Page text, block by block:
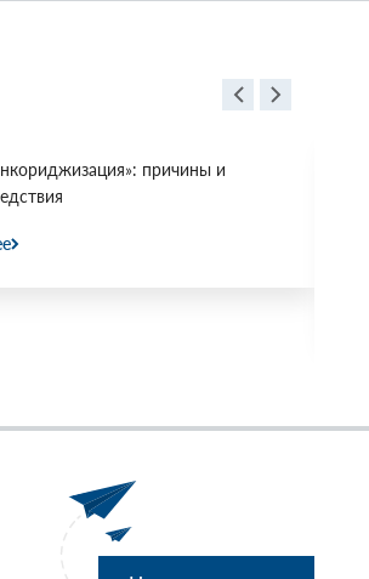
причины и